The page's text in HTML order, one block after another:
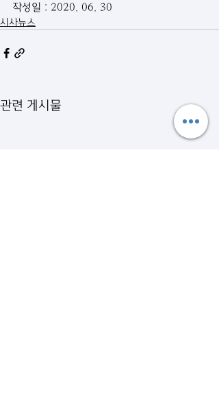
작성일 : 2020. 06. 30
시사뉴스
관련 게시물